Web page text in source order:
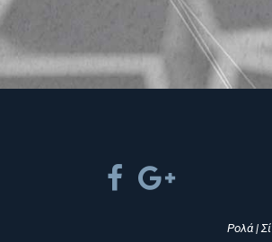
Ρολά |